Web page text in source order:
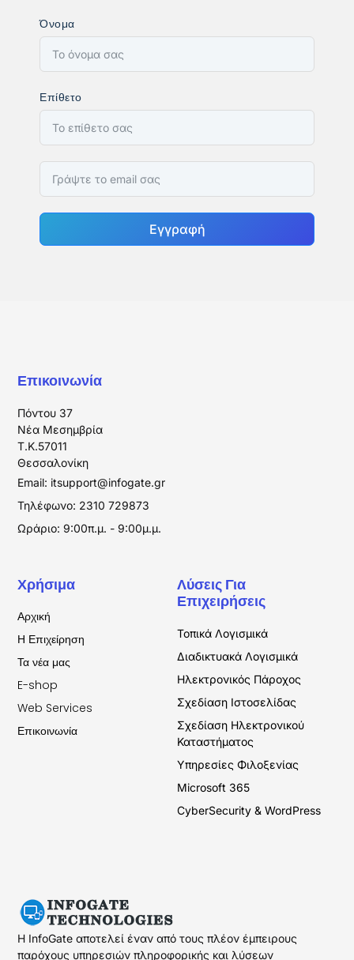
Όνομα
Επίθετο
Εγγραφή
Η InfoGate αποτελεί έναν από τους πλέον έμπειρους
παρόχους υπηρεσιών πληροφορικής και λύσεων
Λύσεις Για
Επιχειρήσεις
Τοπικά Λογισμικά
Διαδικτυακά Λογισμικά
Ηλεκτρονικός Πάροχος
Σχεδίαση Ιστοσελίδας
Σχεδίαση Ηλεκτρονικού
Καταστήματος
Υπηρεσίες Φιλοξενίας
Microsoft 365
CyberSecurity & WordPress
Χρήσιμα
Αρχική
Η Επιχείρηση
Τα νέα μας
E-shop
Web Services
Επικοινωνία
Επικοινωνία
Πόντου 37
Νέα Μεσημβρία
T.K.57011
Θεσσαλονίκη
Email: itsupport@infogate.gr
Τηλέφωνο: 2310 729873
Ωράριο: 9:00π.μ. - 9:00μ.μ.